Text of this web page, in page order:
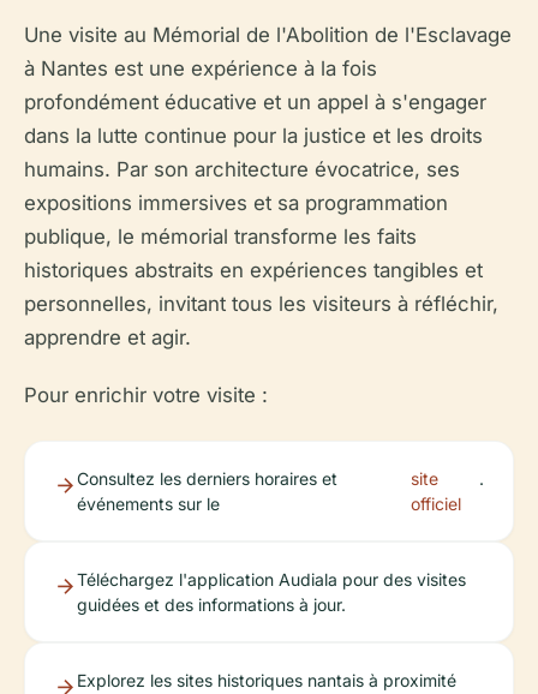
Une visite au Mémorial de l'Abolition de l'Esclavage
à Nantes est une expérience à la fois
profondément éducative et un appel à s'engager
dans la lutte continue pour la justice et les droits
humains. Par son architecture évocatrice, ses
expositions immersives et sa programmation
publique, le mémorial transforme les faits
historiques abstraits en expériences tangibles et
personnelles, invitant tous les visiteurs à réfléchir,
apprendre et agir.
Pour enrichir votre visite :
Consultez les derniers horaires et
événements sur le
site
officiel
.
Téléchargez l'application Audiala pour des visites
guidées et des informations à jour.
Explorez les sites historiques nantais à proximité